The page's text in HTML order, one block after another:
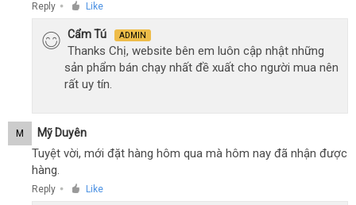
Reply ● Like
Cẩm Tú ADMIN
Thanks Chị, website bên em luôn cập nhật những
sản phẩm bán chạy nhất đề xuất cho người mua nên
rất uy tín.
M Mỹ Duyên
Tuyệt vời, mới đặt hàng hôm qua mà hôm nay đã nhận được
hàng.
Reply ● Like